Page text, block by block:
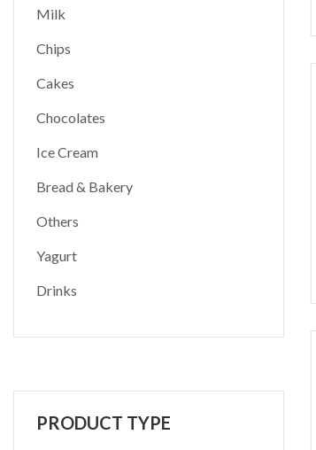
Milk
Chips
Cakes
Chocolates
Ice Cream
Bread & Bakery
Others
Yagurt
Drinks
PRODUCT TYPE